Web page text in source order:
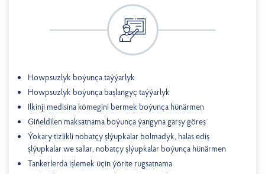
Howpsuzlyk boýunça taýýarlyk
Howpsuzlyk boýunça başlangyç taýýarlyk
Ilkinji medisina kömegini bermek boýunça hünärmen
Giňeldilen maksatnama boýunça ýangyna garşy göreş
Ýokary tizlikli nobatçy şlýupkalar bolmadyk, halas ediş
şlýupkalar we sallar, nobatçy şlýupkalar boýunça hünärmen
Tankerlerda işlemek üçin ýörite rugsatnama